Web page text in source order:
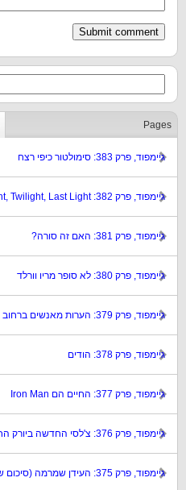
Pages
גיימפוד, פרק 383: סימולטור כיפי רצח
גיימפוד, פרק 382: First Light, Middle Light, Twilight, Last Light
גיימפוד, פרק 381: האם זה סורה?
גיימפוד, פרק 380: לא סופר מריו וורלד
גיימפוד, פרק 379: הערות מאנשים ברחוב
גיימפוד, פרק 378: הודים
גיימפוד, פרק 377: החיים הם Iron Man
גיימפוד, פרק 376: צ'לסי החדשה ביורק החדשה
גיימפוד, פרק 375: העידן שמרמה (סיכום שנת 2025)